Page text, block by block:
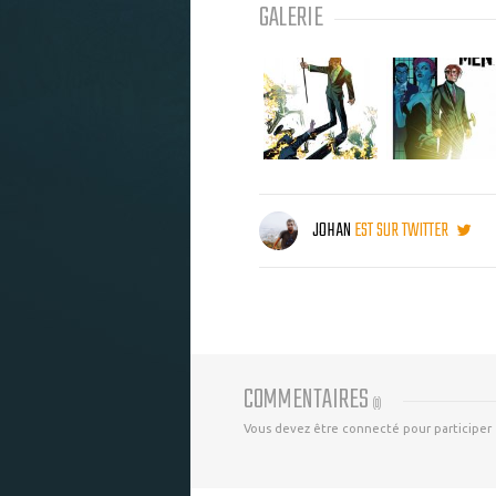
GALERIE
JOHANEST SUR TWITTER
COMMENTAIRES (0)
Vous devez être connecté pour participer